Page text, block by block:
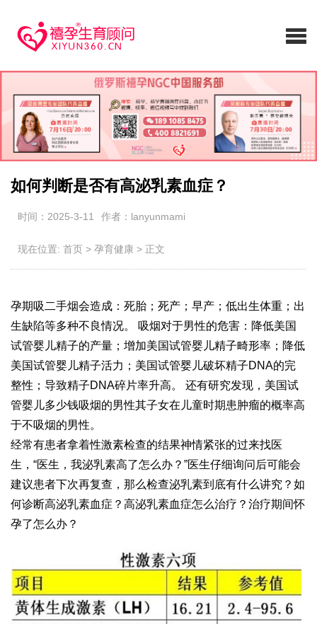
如何判断是否有高泌乳素血症？
时间：2025-3-11 作者：lanyunmami
现在位置: 首页 > 孕育健康 > 正文
孕期吸二手烟会造成：死胎；死产；早产；低出生体重；出
生缺陷等多种不良情况。 吸烟对于男性的危害：降低美国
试管婴儿精子的产量；增加美国试管婴儿精子畸形率；降低
美国试管婴儿精子活力；美国试管婴儿破坏精子DNA的完
整性；导致精子DNA碎片率升高。 还有研究发现，美国试
管婴儿多少钱吸烟的男性其子女在儿童时期患肿瘤的概率高
于不吸烟的男性。
经常有患者拿着性激素检查的结果神情紧张的过来找医
生，“医生，我泌乳素高了怎么办？”医生仔细询问后可能会
建议患者下次再复查，那么检查泌乳素到底有什么讲究？如
何诊断高泌乳素血症？高泌乳素血症怎么治疗？治疗期间怀
孕了怎么办？